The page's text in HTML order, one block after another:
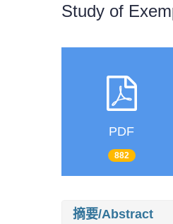
Study of
PDF
882
摘要/Abstract